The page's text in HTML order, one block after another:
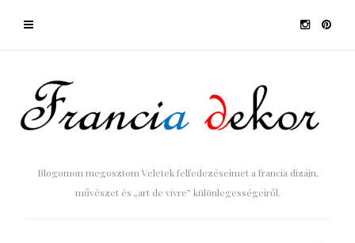
Blogomon megosztom Veletek felfedezéseimet a francia dizájn,
művészet és „art de vivre” különlegességeiről.